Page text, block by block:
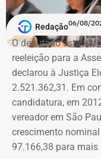
agressões”,
A atriz foi a primeira
“botão do pânico”,
Polícia Militar do
tornozeleira
aproximação, a
entra em contato
Na declaração
eleição como
veículos, um
conta corrente,
Quatro anos depois,
a disputar uma vaga
novamente ficou
saltou para R$
Redação06/08/
O deputado
reeleição para a
declarou à Justiça
2.521.362,31. Em
candidatura, em
vereador em São
crescimento nominal
97.166,38 para mais